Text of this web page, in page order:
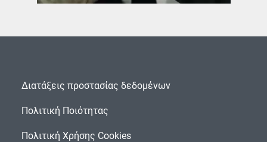
Διατάξεις προστασίας δεδομένων
Πολιτική Ποιότητας
Πολιτική Χρήσης Cookies